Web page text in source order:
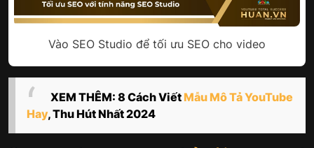
Vào SEO Studio để tối ưu SEO cho video
XEM THÊM: 8 Cách ViếtMẫu Mô Tả YouTube
Hay, Thu Hút Nhất 2024